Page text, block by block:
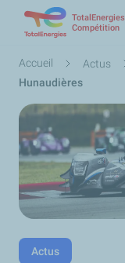
TotalEnergies
Compétition
Fil
d'Ariane
Accueil Actus
Hunaudières
Actus